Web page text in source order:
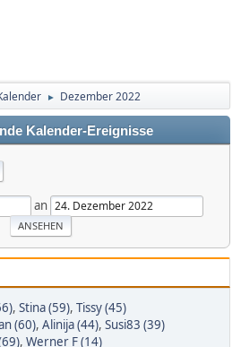
► Dezember 2022
Kalender-Ereignisse
an
, Stina (59), Tissy (45)
(60), Alinija (44), Susi83 (39)
, Werner F (14)